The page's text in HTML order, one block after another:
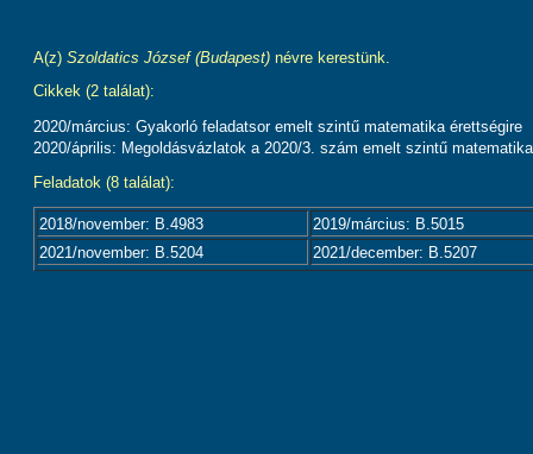
A(z) Szoldatics József (Budapest) névre kerestünk.
Cikkek (2 találat):
2020/március: Gyakorló feladatsor emelt szintű matematika érettségire
2020/április: Megoldásvázlatok a 2020/3. szám emelt szintű
Feladatok (8 találat):
2018/november: B.4983
2019/március: B.5015
2021/november: B.5204
2021/december: B.5207